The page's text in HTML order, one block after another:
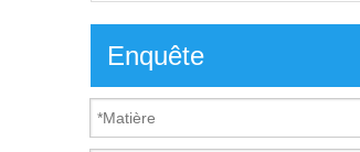
Enquête